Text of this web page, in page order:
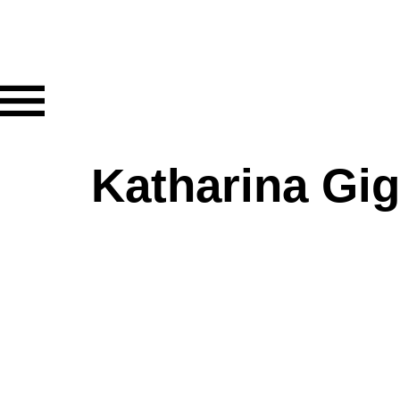
Katharina